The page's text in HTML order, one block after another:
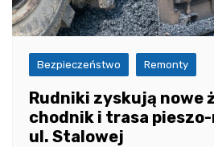
Bezpieczeństwo Remonty
Rudniki zyskują nowe
chodnik i trasa
ul. Stalowej